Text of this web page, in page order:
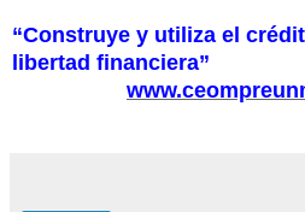
“Construye y utiliza el
libertad financiera”